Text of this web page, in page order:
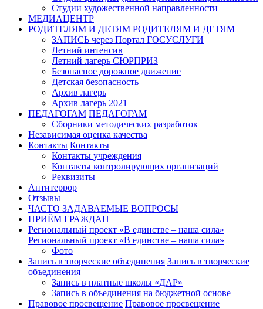
Студии художественной направленности
МЕДИАЦЕНТР
РОДИТЕЛЯМ И ДЕТЯМ РОДИТЕЛЯМ И ДЕТЯМ
ЗАПИСЬ через Портал ГОСУСЛУГИ
Летний интенсив
Летний лагерь СЮРПРИЗ
Безопасное дорожное движение
Детская безопасность
Архив лагерь
Архив лагерь 2021
ПЕДАГОГАМ ПЕДАГОГАМ
Сборники методических разработок
Независимая оценка качества
Контакты Контакты
Контакты учреждения
Контакты контролирующих организаций
Реквизиты
Антитеррор
Отзывы
ЧАСТО ЗАДАВАЕМЫЕ ВОПРОСЫ
ПРИЁМ ГРАЖДАН
Региональный проект «В единстве – наша сила»
Региональный проект «В единстве – наша сила»
Фото
Запись в творческие объединения Запись в творческие
объединения
Запись в платные школы «ДАР»
Запись в объединения на бюджетной основе
Правовое просвещение Правовое просвещение